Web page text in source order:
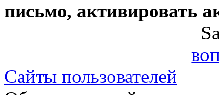
письмо, активировать
Сайты пользователей